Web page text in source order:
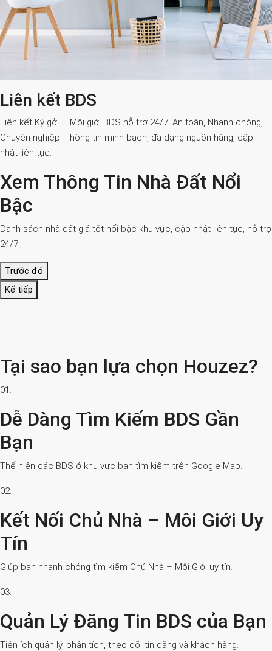
Liên kết BDS
Liên kết Ký gởi – Môi giới BDS hỗ trợ 24/7. An toàn, Nhanh chóng,
Chuyên nghiệp. Thông tin minh bạch, đa dạng nguồn hàng, cập
nhật liên tục.
Xem Thông Tin Nhà Đất Nổi
Bậc
Danh sách nhà đất giá tốt nổi bậc khu vực, cập nhật liên tục, hỗ trợ
24/7
Trước đó
Kế tiếp
Tại sao bạn lựa chọn Houzez?
01.
Dễ Dàng Tìm Kiếm BDS Gần
Bạn
Thể hiện các BDS ở khu vực bạn tìm kiếm trên Google Map.
02.
Kết Nối Chủ Nhà – Môi Giới Uy
Tín
Giúp bạn nhanh chóng tìm kiếm Chủ Nhà – Môi Giới uy tín.
03.
Quản Lý Đăng Tin BDS của Bạn
Tiện ích quản lý, phân tích, theo dõi tin đăng và khách hàng.